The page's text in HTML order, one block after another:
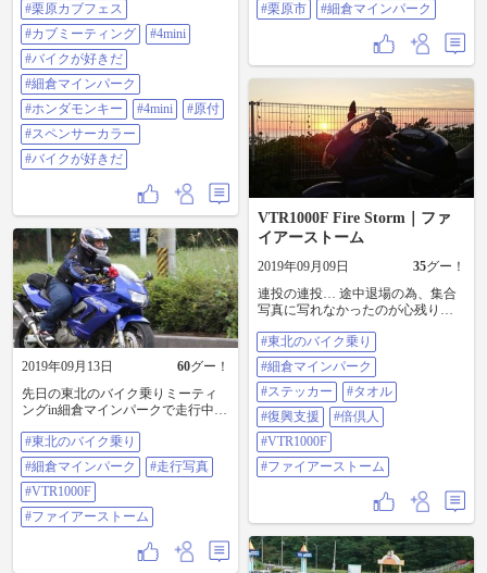
子供の頃よく連れてきてもらった
なぁ！ カブミーティングは初参加
😀 モンキーやダックスとかもOKっ
てことだったので😄✨ 車に積んで
現地に行ったら、私以外にもトラ
ンポの人たくさんいて安心したww
降ろす場所あるかなってヒヤヒヤ
してたからw 早く到着したので、
一度会場を出て、近くにある廃線
になった、くりはら田園鉄道の廃
線跡を見て「昔乗りに来たなぁ」
っと思い出に浸る（笑） そしたら
お友達が通りかかり、２台で会場
楽しすぎる！ 今回集まった台数
は、350台くらいいたらしい！？ 年
式わからないけどとにかく古そう
なカブ、初めてみた郵政カブ、カ
スタムされたカブ、ジョルカブ、
カモメ、あんどん、などなど、カ
ブの歴史を感じつつ、たくさんの
カブを見れてサイコーなひとと
き。 見てたらカブが本気で欲しく
なってきたよw 緑色のリトルカブ
（４速仕様）がほしい！ モンキー
も何台かいた✨🐒 私のモンキーは
とっても地味なカラーのおかげ
で？w、存在感は上手く消えていた
w でも、何名か「ぉお！スペンサ
ーじゃん！」って反応してくれて
てうれしぃw 声をかけていただ
き、ありがとうございます🙇 そし
てそして、フォロワーさんにも初
めてお会いして、初めてなのに初
めてじゃないみたいな感覚するの
#栗原カブフェス
#カブミーティング
#4mini
#バイクが好きだ
#細倉マインパーク
#ホンダモンキー
#4mini
#原付
#スペンサーカラー
#バイクが好きだ
加して来ました( =＾ω＾)数日前ま
したが前日の就寝前に確認した天
気予報はしっかり雨予報・・ とり
あえず起きてから判断しようと就
寝するもちょこちょこ目が覚めて
しまい天気予報を確認するも雨予
報 6:30に最終判断予定するも寝坊
してしまい7:00起床wスマホ確認し
たところLINEの嵐(´Д｀|||) ま～ま
～！やらないで後悔するよりやっ
て後悔しましょうって事で30分遅
お隣の県の栗原市までビューンっ
と！予報に反して雨にも打たれず
調に走れたお陰で9:40には到着～ヽ
(´∀｀●)ノ 集まったバイクを見なが
らフラフラしてると雨が降りだし
イベントブースへ逃げ込んだとこ
ろで本降り☂️ 司会の2人はオモロい
しwご当地キャラも登場し、リアル
な見た目の人間っぽいご当地キャ
ラ出てきたなって思ってたら栗原
市長さんだったりw豪華景品のじゃ
んけん大会だったりあっという間
の2時間でした～(ﾉ≧▽≦)ﾉまた来年
も参加させて頂きたいです。あり
がとうございました～ #栗原市 #
#栗原市 #細倉マインパーク
2019年09月13日 60グー！
先日の東北のバイク乗りミーティ
ングin細倉マインパークで走行中の
したΣp[【◎】]ω・´) 基本ぼっちで
走行中の写真持ってなかったので
嬉しい♪ヽ(´▽｀)/ でも…体がぱっつ
ぱつですな(￣▽￣;) ダイエットしな
きゃ(-∀-`; ) #東北のバイク乗り #細
倉マインパーク #走行写真
#VTR1000F #ファイアーストーム
#東北のバイク乗り
#細倉マインパーク
#走行写真
#VTR1000F
#ファイアーストーム
VTR1000F Fire Storm｜ファ
イアーストーム
2019年09月09日 35グー！
連投の連投… 途中退場の為、集合
写真に写れなかったのが心残り
暮れてしまいました(￣▽￣;) 現地で
ステッカーとタオルも購入、売上
は被災地復興支援に寄付してるみ
たい(*-ω人) あ、倍倶人宣言してく
るの忘れた～！Σ(￣□￣;) #東北のバ
イク乗り #細倉マインパーク #ステ
ッカー #タオル #復興支援 #倍倶人
#VTR1000F #ファイアーストーム
#東北のバイク乗り
#細倉マインパーク
#ステッカー
#タオル
#復興支援
#倍倶人
#VTR1000F
#ファイアーストーム